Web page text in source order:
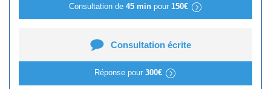
Consultation de 45 minpour 150€
Consultation écrite
Réponse pour 300€